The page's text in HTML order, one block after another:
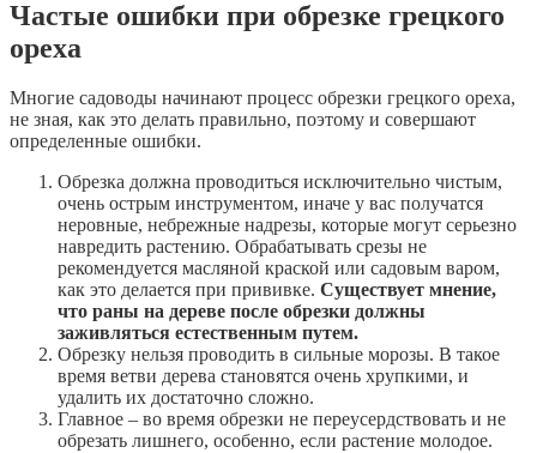
Частые ошибки при обрезке грецкого
ореха
Многие садоводы начинают процесс обрезки грецкого ореха,
не зная, как это делать правильно, поэтому и совершают
определенные ошибки.
Обрезка должна проводиться исключительно чистым,
очень острым инструментом, иначе у вас получатся
неровные, небрежные надрезы, которые могут серьезно
навредить растению. Обрабатывать срезы не
рекомендуется масляной краской или садовым варом,
как это делается при прививке. Существует мнение,
что раны на дереве после обрезки должны
заживляться естественным путем.
Обрезку нельзя проводить в сильные морозы. В такое
время ветви дерева становятся очень хрупкими, и
удалить их достаточно сложно.
Главное – во время обрезки не переусердствовать и не
обрезать лишнего, особенно, если растение молодое.